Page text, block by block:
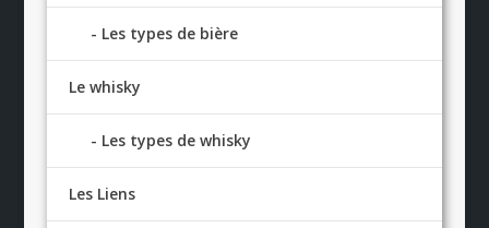
Les types de bière
Le whisky
Les types de whisky
Les Liens